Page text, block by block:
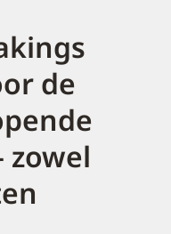
de
zowel